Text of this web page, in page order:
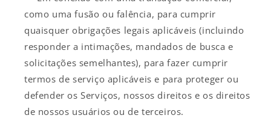
como uma fusão ou falência, para cumprir
quaisquer obrigações legais aplicáveis (incluindo
responder a intimações, mandados de busca e
solicitações semelhantes), para fazer cumprir
termos de serviço aplicáveis e para proteger ou
defender os Serviços, nossos direitos e os direitos
de nossos usuários ou de terceiros.